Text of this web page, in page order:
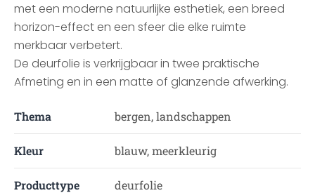
met een moderne natuurlijke esthetiek, een breed
horizon-effect en een sfeer die elke ruimte
merkbaar verbetert.
De deurfolie is verkrijgbaar in twee praktische
Afmeting en in een matte of glanzende afwerking.
Thema bergen, landschappen
Kleur blauw, meerkleurig
Producttype deurfolie